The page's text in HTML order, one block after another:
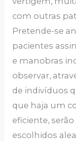
com outras
Pretende-se
pacientes
e manobras
observar,
de indivíduos
que haja um
eficiente,
escolhidos